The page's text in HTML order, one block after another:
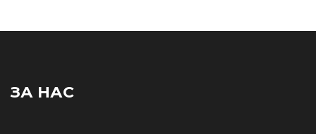
ЗА НАС